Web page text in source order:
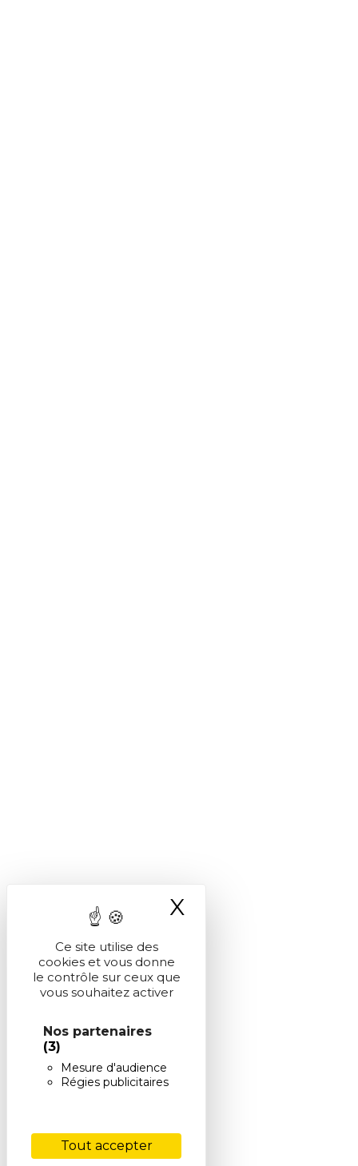
Ce site utilise des
cookies et vous donne
le contrôle sur ceux que
vous souhaitez activer
Nos partenaires
(3)
Mesure d'audience
Régies publicitaires
Tout accepter
X